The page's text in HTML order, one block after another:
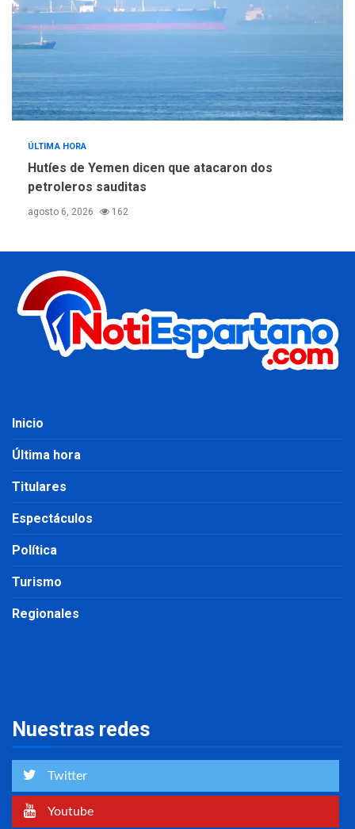
ÚLTIMA HORA
Hutíes de Yemen dicen que atacaron dos
petroleros sauditas
agosto 6, 2026 162
Inicio
Última hora
Titulares
Espectáculos
Política
Turismo
Regionales
Nuestras redes
Twitter
Youtube